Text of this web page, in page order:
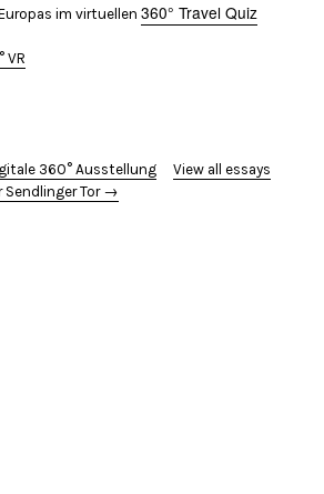
im virtuellen360° Travel Quiz
VR
360° Ausstellung
View all essays
Sendlinger Tor →